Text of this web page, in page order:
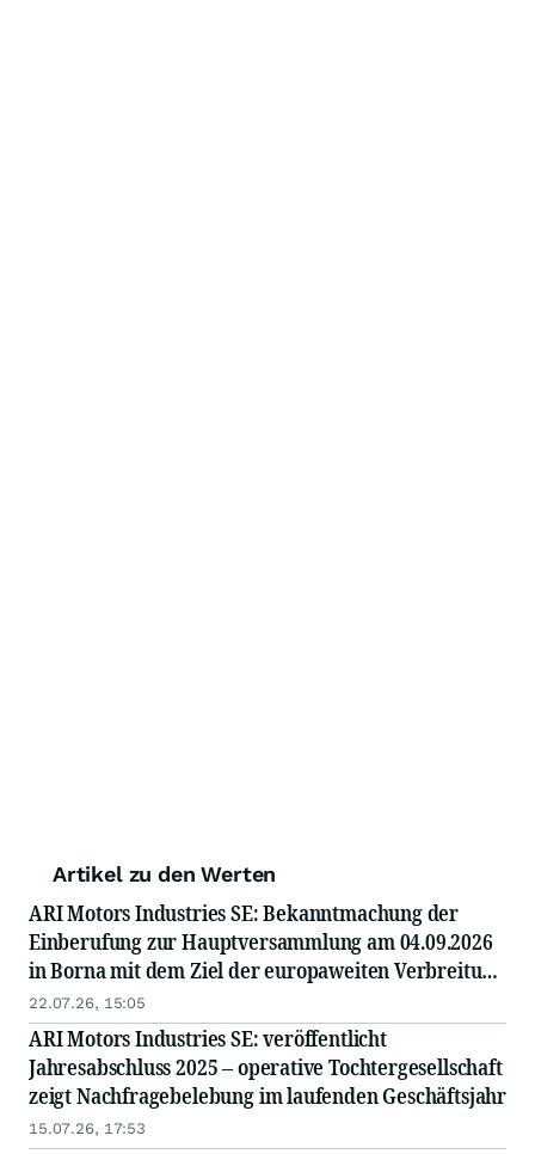
Artikel zu den Werten
ARI Motors Industries SE: Bekanntmachung der
Einberufung zur Hauptversammlung am 04.09.2026
in Borna mit dem Ziel der europaweiten Verbreitung
gemäß §121 AktG
22.07.26, 15:05
ARI Motors Industries SE: veröffentlicht
Jahresabschluss 2025 – operative Tochtergesellschaft
zeigt Nachfragebelebung im laufenden Geschäftsjahr
15.07.26, 17:53